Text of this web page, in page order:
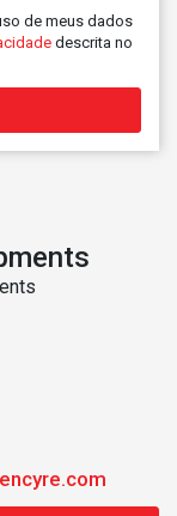
de meus dados
descrita no